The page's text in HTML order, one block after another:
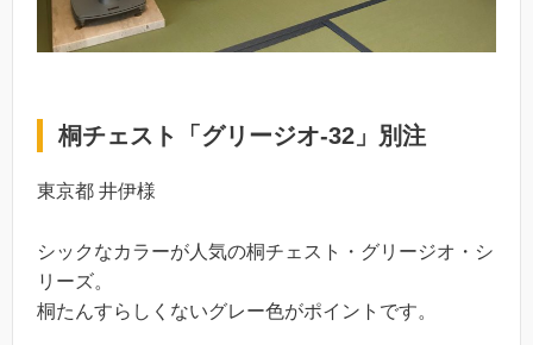
桐チェスト「グリージオ-32」別注
東京都 井伊様
シックなカラーが人気の桐チェスト・グリージオ・シ
リーズ。
桐たんすらしくないグレー色がポイントです。